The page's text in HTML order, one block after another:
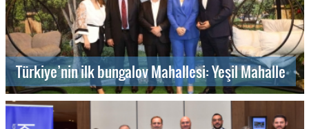
Türkiye’nin ilk bungalov Mahallesi: Yeşil Mahalle